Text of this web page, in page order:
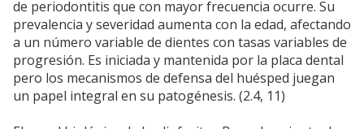
de periodontitis que con mayor frecuencia ocurre. Su
prevalencia y severidad aumenta con la edad, afectando
a un número variable de dientes con tasas variables de
progresión. Es iniciada y mantenida por la placa dental
pero los mecanismos de defensa del huésped juegan
un papel integral en su patogénesis. (2.4, 11)